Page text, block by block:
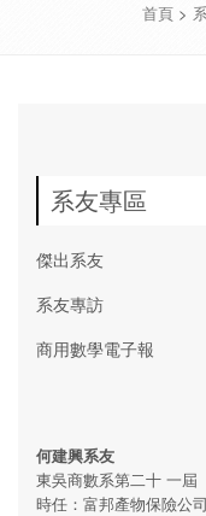
首頁>
系友專區
傑出系友
系友專訪
商用數學電子報
何建興系友
東吳商數系第二十 一屆
時任：富邦產物保險公